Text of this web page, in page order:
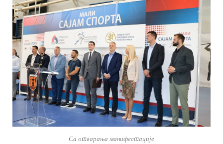
Са отварања манифестације